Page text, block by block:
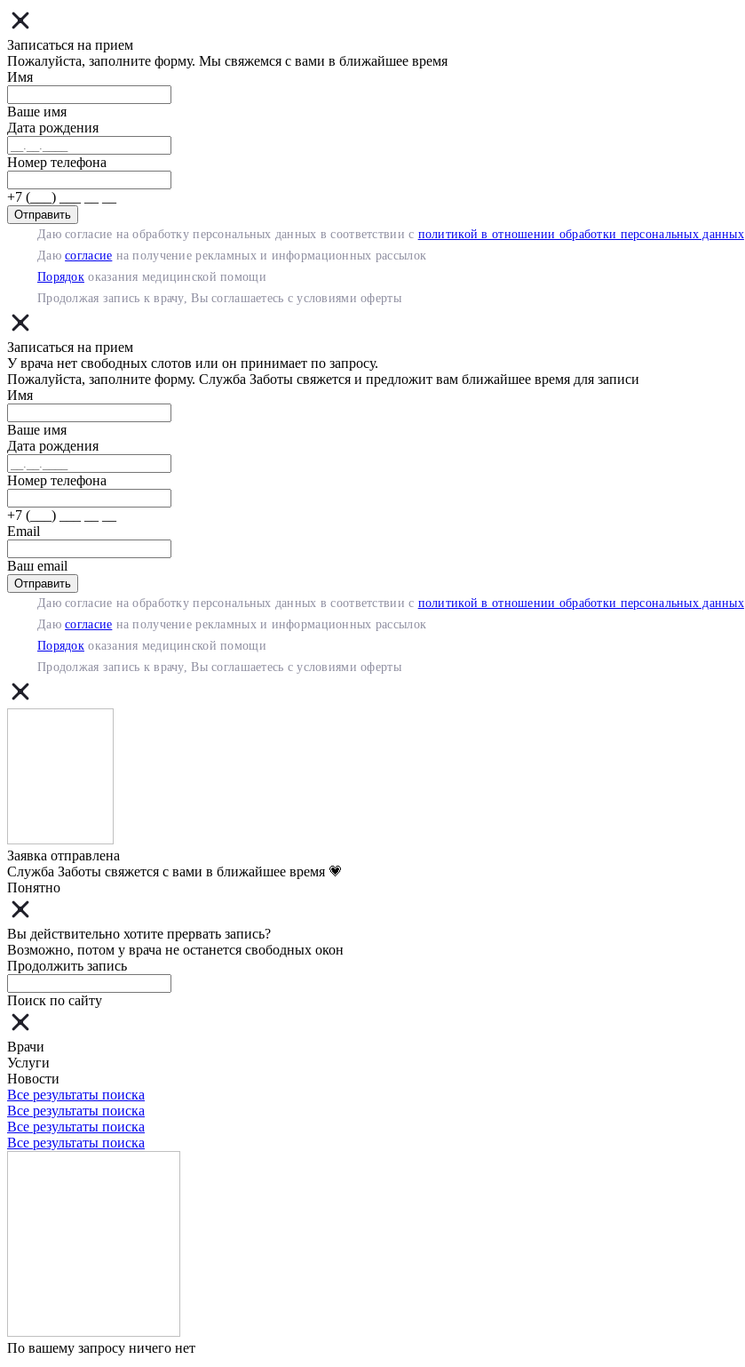
Записаться на прием
Пожалуйста, заполните форму. Мы свяжемся с вами в ближайшее время
Имя
Ваше имя
Дата рождения
Номер телефона
+7 (___) ___ __ __
Отправить
Даю согласие на обработку персональных данных в соответствии с политикой в отношении обработки персональных данных
Даюсогласие на получение рекламных и информационных рассылок
Порядококазания медицинской помощи
Продолжая запись к врачу, Вы соглашаетесь с условиямиоферты
Записаться на прием
У врача нет свободных слотов или он принимает по запросу.
Пожалуйста, заполните форму. Служба Заботы свяжется и предложит вам ближайшее время для записи
Имя
Ваше имя
Дата рождения
Номер телефона
+7 (___) ___ __ __
Email
Ваш email
Отправить
Даю согласие на обработку персональных данных в соответствии с политикой в отношении обработки персональных данных
Даюсогласие на получение рекламных и информационных рассылок
Порядококазания медицинской помощи
Продолжая запись к врачу, Вы соглашаетесь с условиямиоферты
Заявка отправлена
Служба Заботы свяжется с вами в ближайшее время 💗
Понятно
Вы действительно хотите прервать запись?
Возможно, потом у врача не останется свободных окон
Продолжить запись
Поиск по сайту
Врачи
Услуги
Новости
Все результаты поиска
Все результаты поиска
Все результаты поиска
Все результаты поиска
По вашему запросу ничего нет